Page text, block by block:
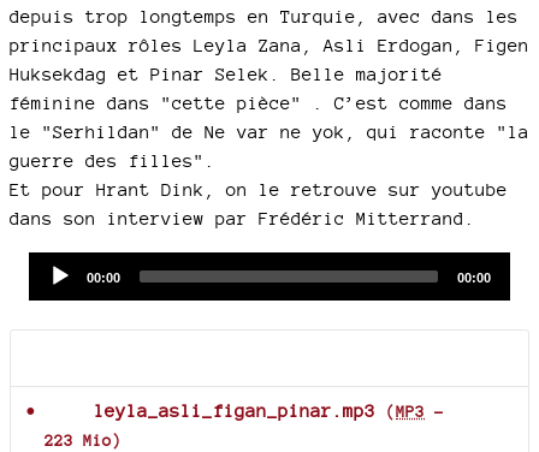
depuis trop longtemps en Turquie, avec dans les
principaux rôles Leyla Zana, Asli Erdogan, Figen
Huksekdag et Pinar Selek. Belle majorité
féminine dans "cette pièce" . C’est comme dans
le "Serhildan" de Ne var ne yok, qui raconte "la
guerre des filles".
Et pour Hrant Dink, on le retrouve sur youtube
dans son interview par Frédéric Mitterrand.
Current
00:00
Total
00:00
leyla_asli_figan_pinar.mp3 (MP3 -
223 Mio)